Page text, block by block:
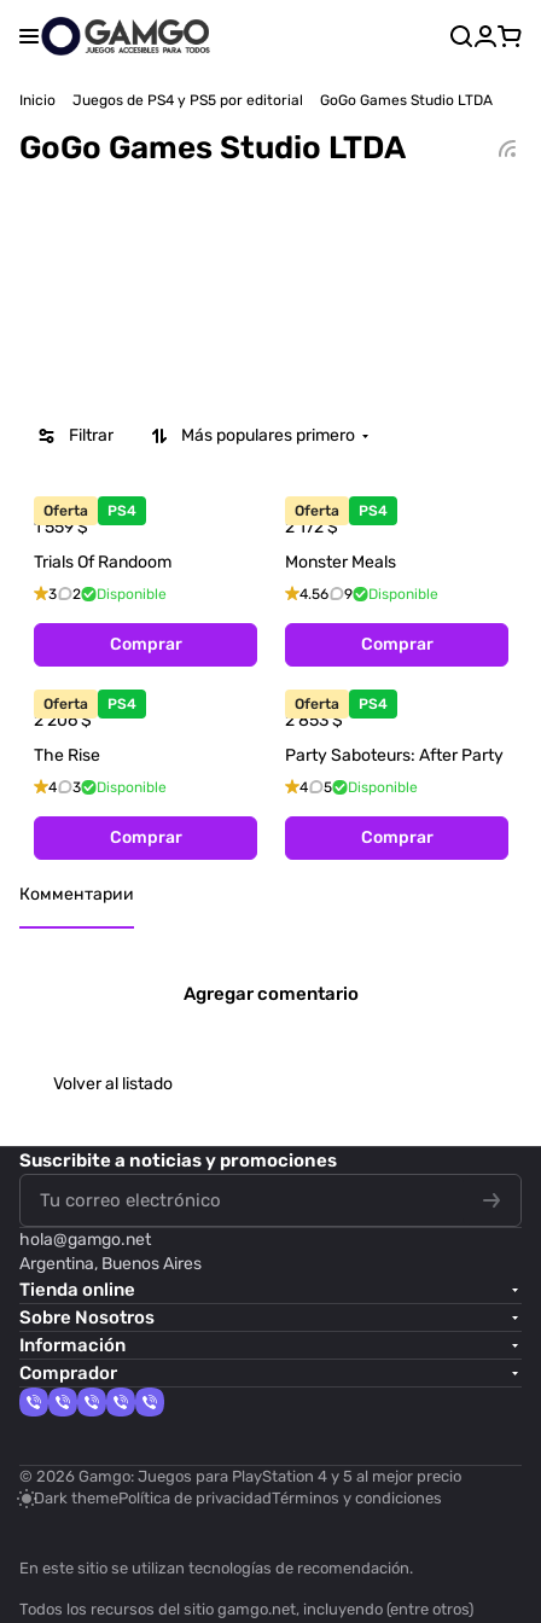
Inicio Juegos de PS4 y PS5 por editorial GoGo Games Studio LTDA
GoGo Games Studio LTDA
Filtrar Más populares primero
Oferta PS4
1 559$
Trials Of Randoom
3 2 Disponible
Comprar
Oferta PS4
2 172$
Monster Meals
4.56 9 Disponible
Comprar
Oferta PS4
2 206$
The Rise
4 3 Disponible
Comprar
Oferta PS4
2 853$
Party Saboteurs: After Party
4 5 Disponible
Comprar
Комментарии
Agregar comentario
Volver al listado
Suscribitea noticias y promociones
hola@gamgo.net
Argentina, Buenos Aires
Tienda online
Sobre Nosotros
Información
Comprador
© 2026 Gamgo: Juegos para PlayStation 4 y 5 al mejor precio
Dark themePolítica de privacidadTérminos y condiciones
En este sitio se utilizan tecnologías de recomendación.
Todos los recursos del sitio gamgo.net, incluyendo (entre otros)